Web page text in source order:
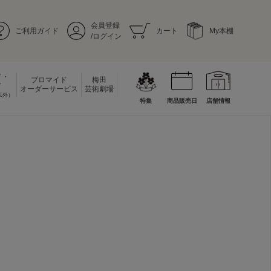
ご利用ガイド
会員登録
/ログイン
カート My本棚
）
ブロマイド
オーダーサービス
梅田
芸術劇場
特集 商品販売日 店舗情報